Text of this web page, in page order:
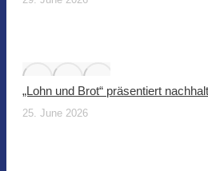
„Lohn und Brot“ präsentiert
25. June 2026